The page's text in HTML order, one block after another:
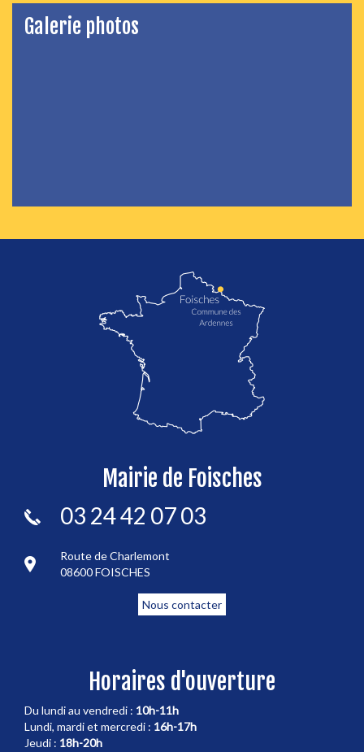
Galerie photos
localisation de Foisches
Mairie de Foisches
03 24 42 07 03
Route de Charlemont
08600 FOISCHES
Nous contacter
Horaires d'ouverture
Du lundi au vendredi : 10h-11h
Lundi, mardi et mercredi : 16h-17h
Jeudi : 18h-20h